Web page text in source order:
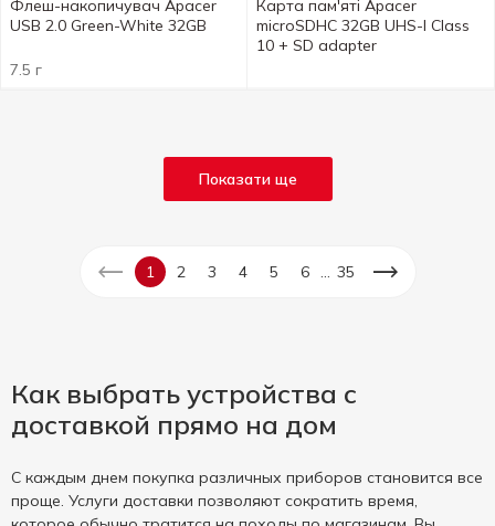
Флеш-накопичувач Apacer
USB 2.0 Green-White 32GB
7.5 г
Карта пам'ятi Apacer
microSDHC 32GB UHS-I Class
10 + SD adapter
Показати ще
1 2 3 4 5 6 35
Как выбрать устройства с
доставкой прямо на дом
С каждым днем покупка различных приборов становится все
проще. Услуги доставки позволяют сократить время,